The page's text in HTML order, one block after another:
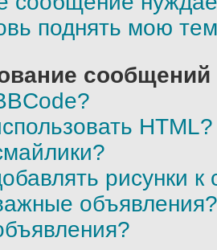
поднять мою
HTML?
рисунки
объявления?